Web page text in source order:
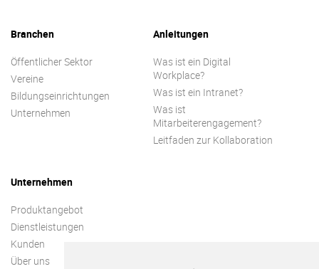
Branchen
Öffentlicher Sektor
Vereine
Bildungseinrichtungen
Unternehmen
Anleitungen
Was ist ein Digital
Workplace?
Was ist ein Intranet?
Was ist
Mitarbeiterengagement?
Leitfaden zur Kollaboration
Unternehmen
Produktangebot
Dienstleistungen
Kunden
Über uns